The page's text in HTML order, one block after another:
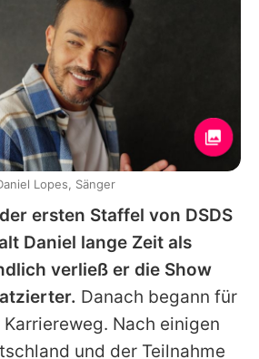
ersten Staffel von DSDS
Daniel lange Zeit als
verließ er die Show
Danach begann für
Nach einigen
und der Teilnahme
Lopes, Sänger